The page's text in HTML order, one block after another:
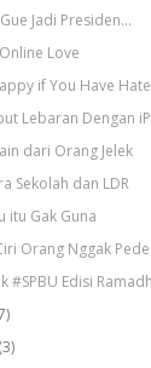
Jadi Presiden...
Love
if You Have
Lebaran Dengan
dari Orang Jelek
Sekolah dan LDR
itu Gak Guna
Orang Nggak Pede
#SPBU Edisi
(3)